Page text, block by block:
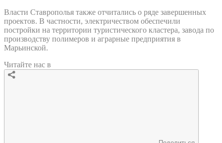
Власти Ставрополья также отчитались о ряде завершенных
проектов. В частности, электричеством обеспечили
постройки на территории туристического кластера, завода по
производству полимеров и аграрные предприятия в
Марьинской.
Читайте нас в